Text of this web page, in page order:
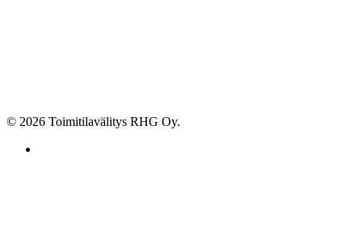
© 2026 Toimitilavälitys RHG Oy.